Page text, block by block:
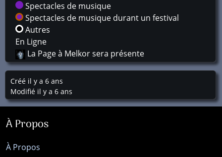
Spectacles de musique
Spectacles de musique durant un festival
Autres
En Ligne
La Page à Melkor sera présente
Créé il y a 6 ans
Modifié il y a 6 ans
À Propos
À Propos